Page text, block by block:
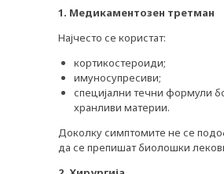
1. Медикаментозен третман
Најчесто се користат:
кортикостероиди;
имуносупресиви;
специјални течни формули
хранливи материи.
Доколку симптомите не се
да се препишат биолошки